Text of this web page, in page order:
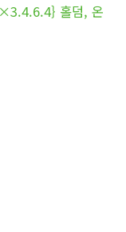
홀덤, 온